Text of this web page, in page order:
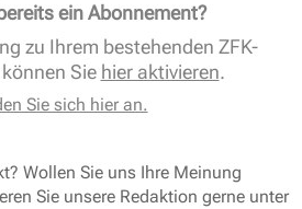
ein Abonnement?
zu Ihrem bestehenden ZFK-
Sie hier aktivieren.
Sie sich hier an.
Wollen Sie uns Ihre Meinung
Sie unsere Redaktion gerne unter